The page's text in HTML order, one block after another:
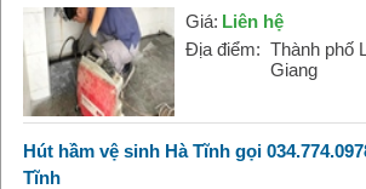
Giá: Liên hệ
Địa điểm: Thành phố
Giang
Hút hầm vệ sinh Hà Tĩnh gọi
Tĩnh